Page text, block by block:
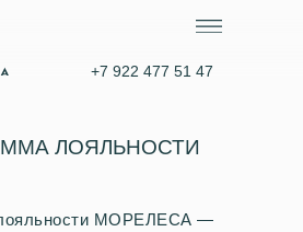
+7 922 477 51 47
ЛОЯЛЬНОСТИ
МОРЕЛЕСА —